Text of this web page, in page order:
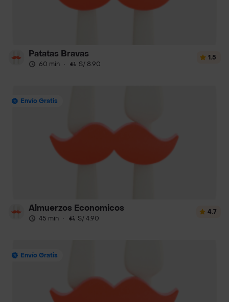
Patatas Bravas
60 min · S/ 8.90
1.5
Envío Gratis
Almuerzos Economicos
45 min · S/ 4.90
4.7
Envío Gratis